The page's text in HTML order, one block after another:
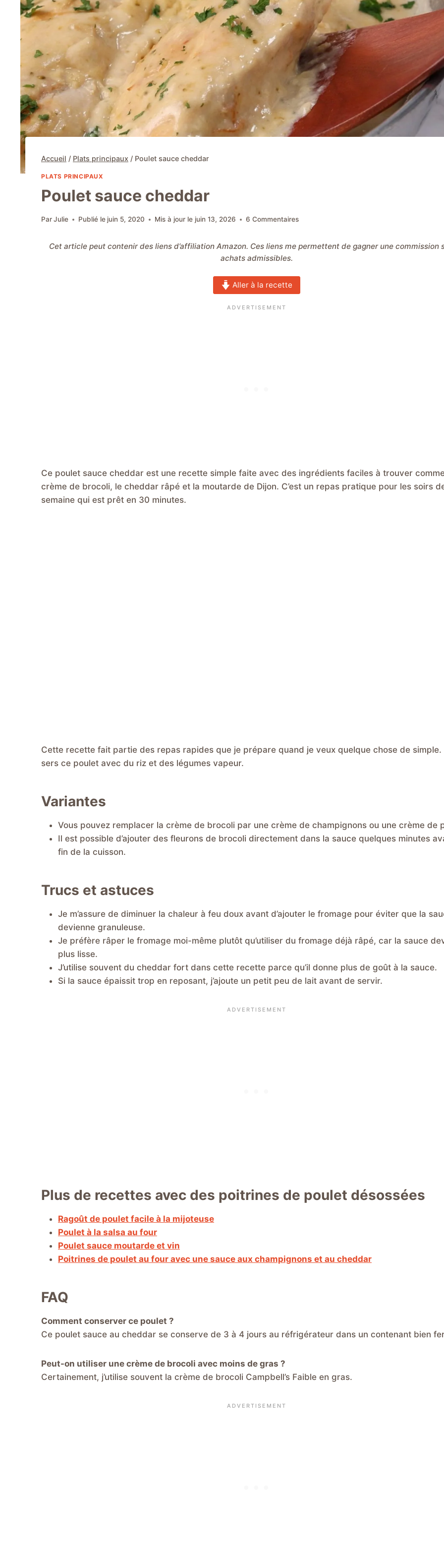
Accueil / Plats principaux / Poulet sauce cheddar
PLATS PRINCIPAUX
Poulet sauce cheddar
ParJulie Publié le juin 5, 2020 Mis à jour le juin 13, 2026 6 Commentaires
Cet article peut contenir des liens d’affiliation Amazon. Ces liens me permettent de gagner une commission sur les
achats admissibles.
Aller à la recette
Ce poulet sauce cheddar est une recette simple faite avec des ingrédients faciles à trouver
crème de brocoli, le cheddar râpé et la moutarde de Dijon. C’est un repas pratique pour les soirs
semaine qui est prêt en 30 minutes.
Cette recette fait partie des repas rapides que je prépare quand je veux quelque chose de simple.
sers ce poulet avec du riz et des légumes vapeur.
Variantes
Vous pouvez remplacer la crème de brocoli par une crème de champignons ou une crème de
Il est possible d’ajouter des fleurons de brocoli directement dans la sauce quelques minutes
fin de la cuisson.
Trucs et astuces
Je m’assure de diminuer la chaleur à feu doux avant d’ajouter le fromage pour éviter que la
devienne granuleuse.
Je préfère râper le fromage moi-même plutôt qu’utiliser du fromage déjà râpé, car la sauce
plus lisse.
J’utilise souvent du cheddar fort dans cette recette parce qu’il donne plus de goût à la sauce.
Si la sauce épaissit trop en reposant, j’ajoute un petit peu de lait avant de servir.
Plus de recettes avec des poitrines de poulet désossées
Ragoût de poulet facile à la mijoteuse
Poulet à la salsa au four
Poulet sauce moutarde et vin
Poitrines de poulet au four avec une sauce aux champignons et au cheddar
FAQ
Comment conserver ce poulet ?
Ce poulet sauce au cheddar se conserve de 3 à 4 jours au réfrigérateur dans un contenant bien
Peut-on utiliser une crème de brocoli avec moins de gras ?
Certainement, j’utilise souvent la crème de brocoli Campbell’s Faible en gras.